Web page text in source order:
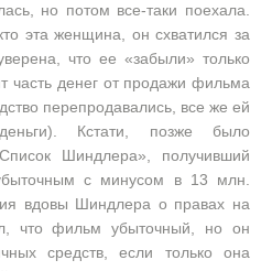
но потом все-таки поехала.
эта женщина, он схватился за
что ее «забыли» только
часть денег от продажи фильма
перепродавались, все же ей
Кстати, позже было
Шиндлера», получивший
с минусом в 13 млн.
вдовы Шиндлера о правах на
что фильм убыточный, но он
средств, если только она